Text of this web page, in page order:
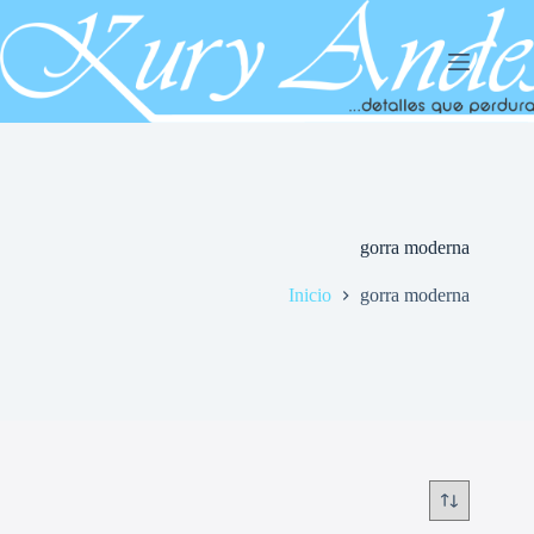
al
contenido
gorra moderna
Inicio gorra moderna